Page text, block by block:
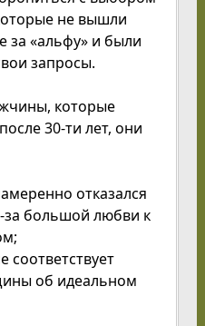
не вышли
за «альфу» и были
запросы.
которые
30-ти лет, они
отказался
за большой любви к
соответствует
об идеальном